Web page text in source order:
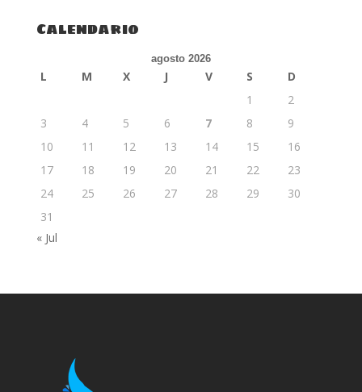
Calendario
agosto 2026
L M X J V S
D
1
2
3
4 5 6 7 8
9
10
11 12 13 14 15
16
17
18 19 20 21 22
23
24
25 26 27 28 29
30
31
« Jul